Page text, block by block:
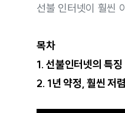
선불 인터넷이 훨씬
목차
1. 선불인터넷의 특징
2. 1년 약정, 훨씬 저